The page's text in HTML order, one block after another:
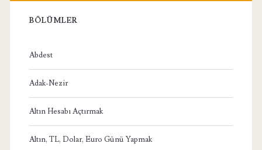
BÖLÜMLER
Abdest
Adak-Nezir
Altın Hesabı Açtırmak
Altın, TL, Dolar, Euro Günü Yapmak